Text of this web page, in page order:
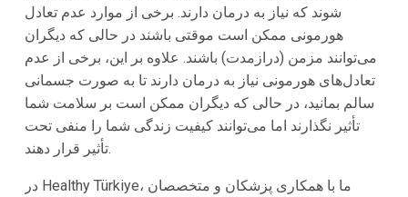
شوند که نیاز به درمان دارند. برخی از موارد عدم تعادل
هورمونی ممکن است موقتی باشند در حالی که دیگران
می‌توانند مزمن (درازمدت) باشند. علاوه بر این، برخی از عدم
تعادل‌های هورمونی نیاز به درمان دارند تا به صورت جسمانی
سالم بمانید، در حالی که دیگران ممکن است بر سلامت شما
تأثیر نگذارند اما می‌توانند کیفیت زندگی شما را منفی تحت
تأثیر قرار دهند.
در Healthy Türkiye، ما با همکاری پزشکان و متخصصان